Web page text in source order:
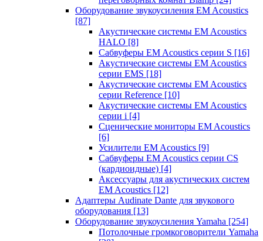
Оборудование звукоусиления EM Acoustics
[87]
Акустические системы EM Acoustics
HALO [8]
Сабвуферы EM Acoustics серии S [16]
Акустические системы EM Acoustics
серии EMS [18]
Акустические системы EM Acoustics
серии Reference [10]
Акустические системы EM Acoustics
серии i [4]
Сценические мониторы EM Acoustics
[6]
Усилители EM Acoustics [9]
Сабвуферы EM Acoustics серии CS
(кардиоидные) [4]
Аксессуары для акустических систем
EM Acoustics [12]
Адаптеры Audinate Dante для звукового
оборудования [13]
Оборудование звукоусиления Yamaha [254]
Потолочные громкоговорители Yamaha